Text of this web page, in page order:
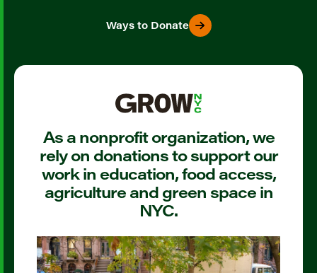
Ways to Donate
As a nonprofit organization, we
rely on donations to support our
work in education, food access,
agriculture and green space in
NYC.